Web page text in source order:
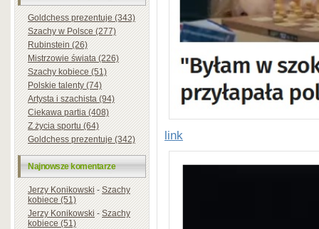
Goldchess prezentuje (343)
Szachy w Polsce (277)
Rubinstein (26)
Mistrzowie świata (226)
Szachy kobiece (51)
Polskie talenty (74)
Artysta i szachista (94)
Ciekawa partia (408)
Z życia sportu (64)
Goldchess prezentuje (342)
Najnowsze komentarze
Jerzy Konikowski-Szachy
kobiece (51)
Jerzy Konikowski-Szachy
kobiece (51)
link